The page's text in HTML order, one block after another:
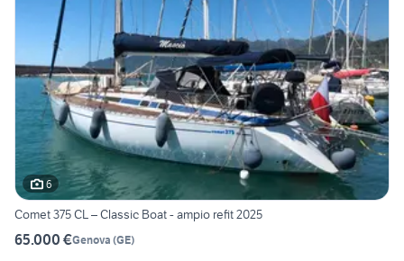
6
Comet 375 CL – Classic Boat - ampio refit 2025
65.000 €Genova (GE)